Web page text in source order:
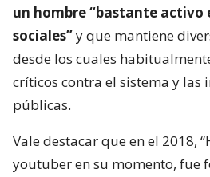
un hombre “bastante activo
sociales”y que mantiene
desde los cuales
críticos contra el sistema y las
públicas.
Vale destacar que en el 2018,
youtuber en su momento, fue